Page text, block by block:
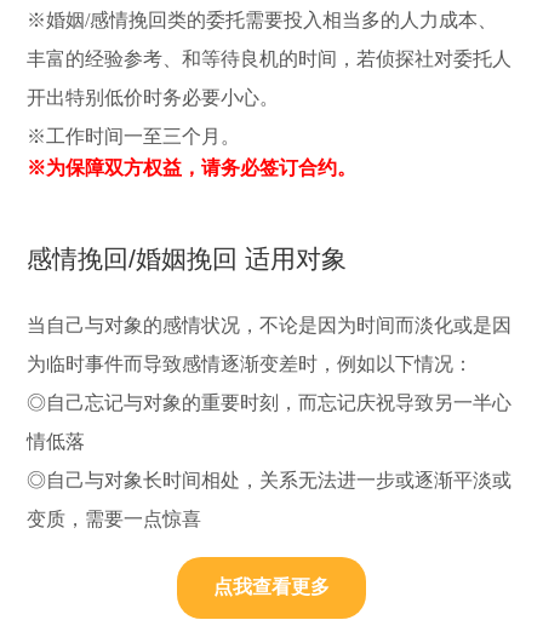
※婚姻/感情挽回类的委托需要投入相当多的人力成本、
丰富的经验参考、和等待良机的时间，若侦探社对委托人
开出特别低价时务必要小心。
※工作时间一至三个月。
※为保障双方权益，请务必签订合约。
感情挽回/婚姻挽回 适用对象
当自己与对象的感情状况，不论是因为时间而淡化或是因
为临时事件而导致感情逐渐变差时，例如以下情况：
◎自己忘记与对象的重要时刻，而忘记庆祝导致另一半心
情低落
◎自己与对象长时间相处，关系无法进一步或逐渐平淡或
变质，需要一点惊喜
点我查看更多